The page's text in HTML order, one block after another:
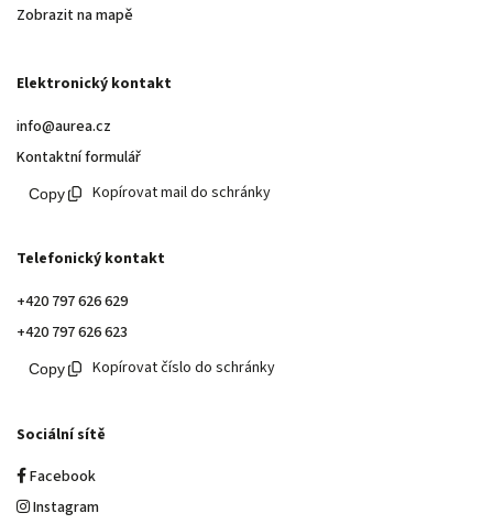
Zobrazit na mapě
Elektronický kontakt
info@aurea.cz
Kontaktní formulář
Kopírovat mail do schránky
Telefonický kontakt
+420 797 626 629
+420 797 626 623
Kopírovat číslo do schránky
Sociální sítě
Facebook
Instagram